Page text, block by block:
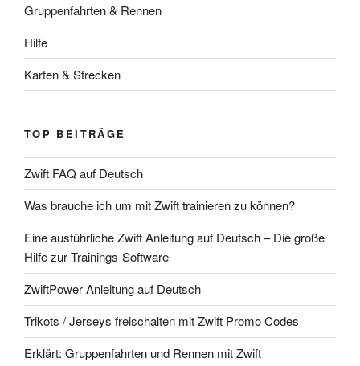
Gruppenfahrten & Rennen
Hilfe
Karten & Strecken
TOP BEITRÄGE
Zwift FAQ auf Deutsch
Was brauche ich um mit Zwift trainieren zu können?
Eine ausführliche Zwift Anleitung auf Deutsch – Die große
Hilfe zur Trainings-Software
ZwiftPower Anleitung auf Deutsch
Trikots / Jerseys freischalten mit Zwift Promo Codes
Erklärt: Gruppenfahrten und Rennen mit Zwift